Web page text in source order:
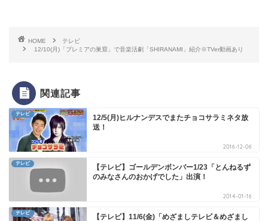
HOME
テレビ
12/10(月)「プレミアの巣窟」で音楽活劇「SHIRANAMI」紹介※TVer動画あり
関連記事
テレビ
12/5(月)ヒルナンデスでまたチョコサラミネタ放
送！
2016-12-06
テレビ
【テレビ】ゴールデンボンバー1/23「とんねるず
のみなさんのおかげでした」出演！
2014-01-16
テレビ
【テレビ】11/6(金)「めざましテレビ＆めざまし